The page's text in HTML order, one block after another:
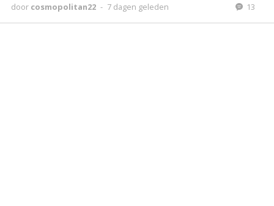
door cosmopolitan22 - 7 dagen geleden 13